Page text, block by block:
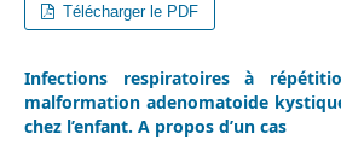
Télécharger le PDF
Infections respiratoires à
malformation adenomatoide
chez l’enfant. A propos d’un cas